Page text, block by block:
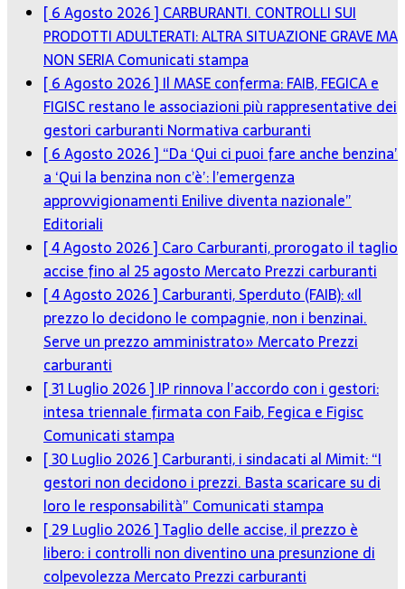
[ 6 Agosto 2026 ] CARBURANTI. CONTROLLI SUI
PRODOTTI ADULTERATI: ALTRA SITUAZIONE GRAVE MA
NON SERIAComunicati stampa
[ 6 Agosto 2026 ] Il MASE conferma: FAIB, FEGICA e
FIGISC restano le associazioni più rappresentative dei
gestori carburanti Normativa carburanti
[ 6 Agosto 2026 ] “Da ‘Qui ci puoi fare anche benzina’
a ‘Qui la benzina non c’è’: l’emergenza
approvvigionamenti Enilive diventa nazionale”
Editoriali
[ 4 Agosto 2026 ] Caro Carburanti, prorogato il taglio
accise fino al 25 agostoMercato Prezzi carburanti
[ 4 Agosto 2026 ] Carburanti, Sperduto (FAIB): «Il
prezzo lo decidono le compagnie, non i benzinai.
Serve un prezzo amministrato»Mercato Prezzi
carburanti
[ 31 Luglio 2026 ] IP rinnova l’accordo con i gestori:
intesa triennale firmata con Faib, Fegica e Figisc
Comunicati stampa
[ 30 Luglio 2026 ] Carburanti, i sindacati al Mimit: “I
gestori non decidono i prezzi. Basta scaricare su di
loro le responsabilità” Comunicati stampa
[ 29 Luglio 2026 ]Taglio delle accise, il prezzo è
libero: i controlli non diventino una presunzione di
colpevolezzaMercato Prezzi carburanti